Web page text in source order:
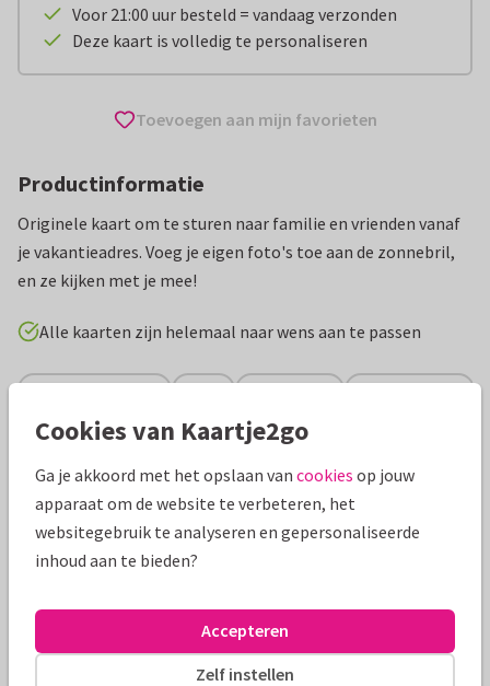
Voor 21:00 uur besteld = vandaag verzonden
Deze kaart is volledig te personaliseren
Toevoegen aan mijn favorieten
Productinformatie
Originele kaart om te sturen naar familie en vrienden vanaf
je vakantieadres. Voeg je eigen foto's toe aan de zonnebril,
en ze kijken met je mee!
Alle kaarten zijn helemaal naar wens aan te passen
Vakantiekaarten ilse Nederland Groeten uit...
Papiersoort: Glans
Envelop: Geen, verzonden als ansichtkaart
Adres: Achterop de kaart
Formaten
Cookies van Kaartje2go
Ga je akkoord met het opslaan van cookies op jouw
apparaat om de website te verbeteren, het
websitegebruik te analyseren en gepersonaliseerde
inhoud aan te bieden?
Zelf instellen
Accepteren